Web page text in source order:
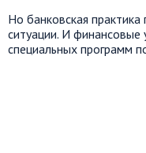
Но банковская
ситуации. И
специальных программ